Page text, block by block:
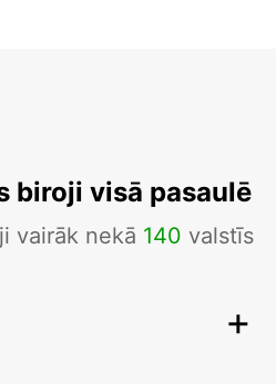
biroji visā pasaulē
vairāk nekā 140 valstīs